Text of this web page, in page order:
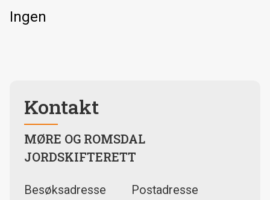
Ingen
Kontakt
MØRE OG ROMSDAL
JORDSKIFTERETT
Besøksadresse
Postadresse